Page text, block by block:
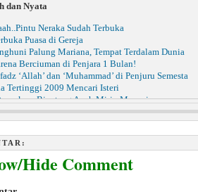
dan Nyata
Neraka Sudah Terbuka
Puasa di Gereja
Palung Mariana, Tempat Terdalam Dunia
Berciuman di Penjara 1 Bulan!
‘Allah’ dan ‘Muhammad’ di Penjuru Semesta
Tertinggi 2009 Mencari Isteri
Binatang Aneh Mirip Manusia
Keindahan Sel dan Virus Pada Manusia
Al Qur’an Ditubuh Bayi
Hide Comment